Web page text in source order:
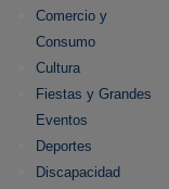
Comercio y
Consumo
Cultura
Fiestas y Grandes
Eventos
Deportes
Discapacidad